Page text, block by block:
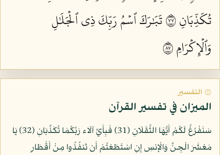
تُكَذِّبَانِ ٧٧
تَبَٰرَكَ ٱسۡمُ رَبِّكَ ذِي ٱلۡجَلَٰلِ
وَٱلۡإِكۡرَامِ ٧٨
۞ التفسير
الميزان في تفسير القرآن
سَنَفْرُغُ لَكُمْ أَيُّهَا الثَّقَلَانِ (31) فَبِأَيِّ آلَاء رَبِّكُمَا تُكَذِّبَانِ (32) يَا
مَعْشَرَ الْجِنِّ وَالْإِنسِ إِنِ اسْتَطَعْتُمْ أَن تَنفُذُوا مِنْ أَقْطَارِ